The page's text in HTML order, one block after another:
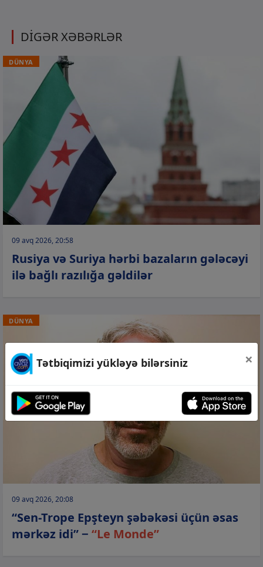
DİGƏR XƏBƏRLƏR
DÜNYA
09 avq 2026, 20:58
Rusiya və Suriya hərbi bazaların gələcəyi
ilə bağlı razılığa gəldilər
DÜNYA
09 avq 2026, 20:08
“Sen-Trope Epşteyn şəbəkəsi üçün əsas
mərkəz idi” − “Le Monde”
Tətbiqimizi yükləyə bilərsiniz ×